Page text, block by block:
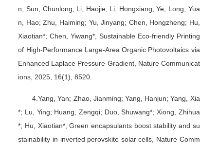
n; Sun, Chunlong; Li, Haojie; Li, Hongxiang; Ye, Long; Yua
n, Hao; Zhu, Haiming; Yu, Jinyang; Chen, Hongzheng; Hu,
Xiaotian*; Chen, Yiwang*, Sustainable Eco-friendly Printing
of High-Performance Large-Area Organic Photovoltaics via
Enhanced Laplace Pressure Gradient, Nature Communicat
ions, 2025, 16(1), 8520.
4.Yang, Yan; Zhao, Jianming; Yang, Hanjun; Yang, Xia
*; Lu, Ying; Huang, Zengqi; Duo, Shuwang*; Xiong, Zhihua
*; Hu, Xiaotian*, Green encapsulants boost stability and su
stainability in inverted perovskite solar cells, Nature Comm